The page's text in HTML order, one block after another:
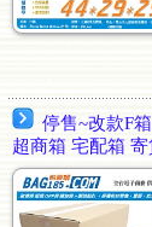
...4
停售~改款F
超商箱 宅配箱